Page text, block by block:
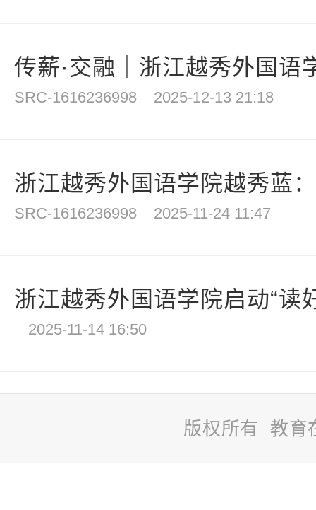
传薪·交融｜浙江越秀外国语
SRC-1616236998 2025-12-13 21:18
浙江越秀外国语学院越秀蓝
SRC-1616236998 2025-11-24 11:47
浙江越秀外国语学院启动“读
2025-11-14 16:50
版权所有 教育